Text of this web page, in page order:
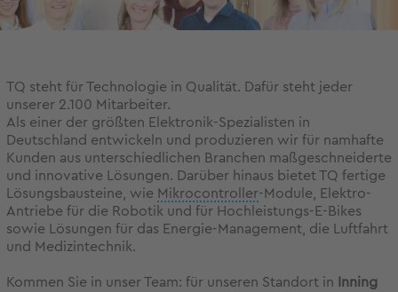
TQ steht für Technologie in Qualität. Dafür steht jeder
unserer 2.100 Mitarbeiter.
Als einer der größten Elektronik-Spezialisten in
Deutschland entwickeln und produzieren wir für namhafte
Kunden aus unterschiedlichen Branchen maßgeschneiderte
und innovative Lösungen. Darüber hinaus bietet TQ fertige
Lösungsbausteine, wie Mikrocontroller-Module, Elektro-
Antriebe für die Robotik und für Hochleistungs-E-Bikes
sowie Lösungen für das Energie-Management, die Luftfahrt
und Medizintechnik.
Kommen Sie in unser Team: für unseren Standort in
Inning